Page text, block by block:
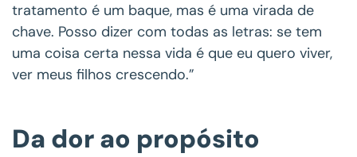
tratamento é um baque, mas é uma virada de
chave. Posso dizer com todas as letras: se tem
uma coisa certa nessa vida é que eu quero viver,
ver meus filhos crescendo.”
Da dor ao propósito